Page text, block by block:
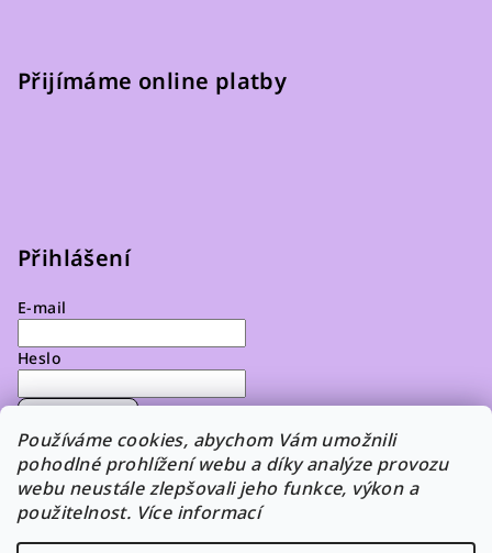
Používáme cookies, abychom Vám umožnili
pohodlné prohlížení webu a díky analýze provozu
webu neustále zlepšovali jeho funkce, výkon a
použitelnost. Více informací
Přijímáme online platby
Přihlášení
E-mail
Heslo
Nová registraceZapomenuté heslo